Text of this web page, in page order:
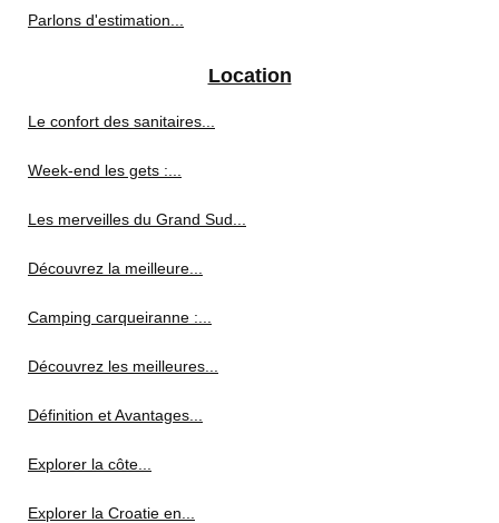
Parlons d'estimation...
Location
Le confort des sanitaires...
Week-end les gets :...
Les merveilles du Grand Sud...
Découvrez la meilleure...
Camping carqueiranne :...
Découvrez les meilleures...
Définition et Avantages...
Explorer la côte...
Explorer la Croatie en...